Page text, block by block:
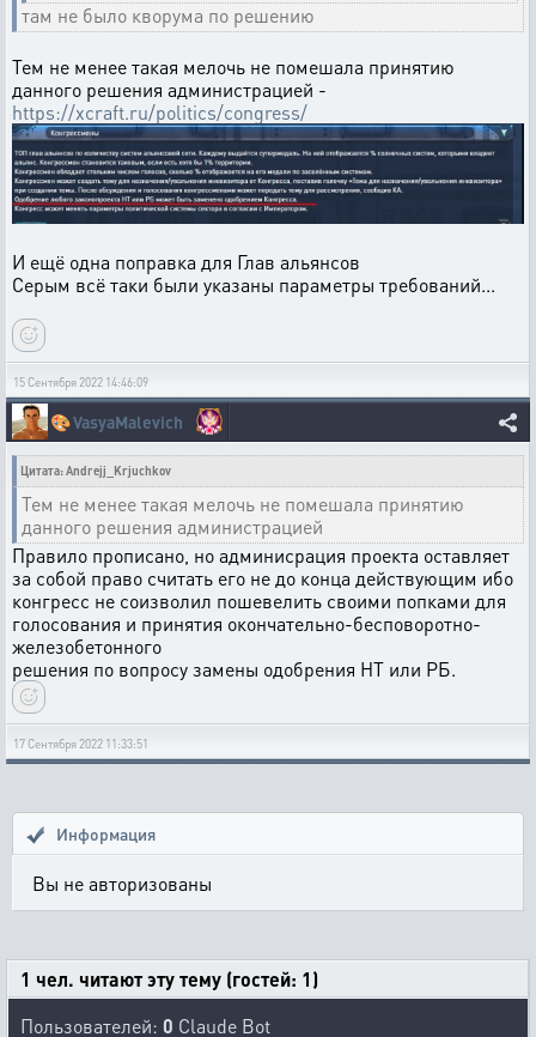
там не было кворума по решению
Тем не менее такая мелочь не помешала принятию
данного решения администрацией -
https://xcraft.ru/politics/congress/
И ещё одна поправка для Глав альянсов
Серым всё таки были указаны параметры требований...
15 Сентября 2022 14:46:09
🎨VasyaMalevich
Цитата: Andrejj_Krjuchkov
Тем не менее такая мелочь не помешала принятию
данного решения администрацией
Правило прописано, но админисрация проекта оставляет
за собой право считать его не до конца действующим ибо
конгресс не соизволил пошевелить своими попками для
голосования и принятия окончательно-бесповоротно-
железобетонного
решения по вопросу замены одобрения НТ или РБ.
17 Сентября 2022 11:33:51
Информация
Вы не авторизованы
1 чел. читают эту тему (гостей: 1)
Пользователей: 0 Claude Bot